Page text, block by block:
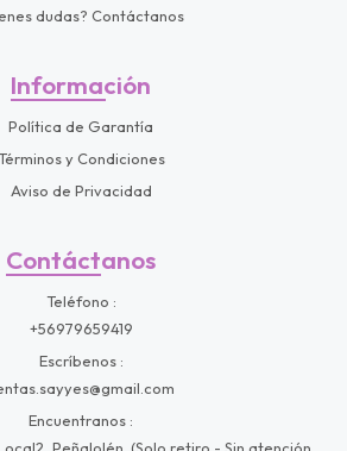
dudas? Contáctanos
Información
Política de Garantía
y Condiciones
Aviso de Privacidad
Contáctanos
Teléfono
+56979659419
Escríbenos
Encuentranos